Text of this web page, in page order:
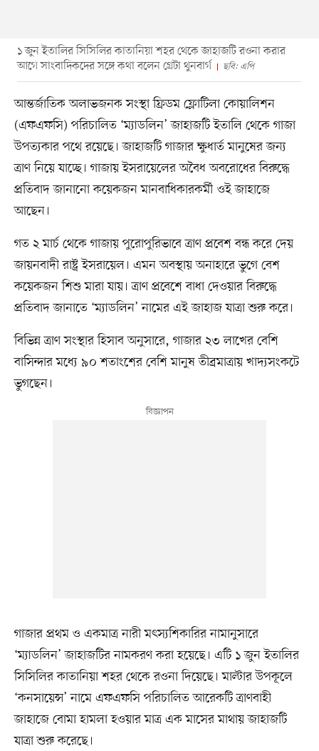
১ জুন ইতালির সিসিলির কাতানিয়া শহর থেকে জাহাজটি রওনা করার
আগে সাংবাদিকদের সঙ্গে কথা বলেন গ্রেটা থুনবার্গ
ছবি: এপি
আন্তর্জাতিক অলাভজনক সংস্থা ফ্রিডম ফ্লোটিলা কোয়ালিশন
(এফএফসি) পরিচালিত ‘ম্যাডলিন’ জাহাজটি ইতালি থেকে গাজা
উপত্যকার পথে রয়েছে। জাহাজটি গাজার ক্ষুধার্ত মানুষের জন্য
ত্রাণ নিয়ে যাচ্ছে। গাজায় ইসরায়েলের অবৈধ অবরোধের বিরুদ্ধে
প্রতিবাদ জানানো কয়েকজন মানবাধিকারকর্মী ওই জাহাজে
আছেন।
গত ২ মার্চ থেকে গাজায় পুরোপুরিভাবে ত্রাণ প্রবেশ বন্ধ করে দেয়
জায়নবাদী রাষ্ট্র ইসরায়েল। এমন অবস্থায় অনাহারে ভুগে বেশ
কয়েকজন শিশু মারা যায়। ত্রাণ প্রবেশে বাধা দেওয়ার বিরুদ্ধে
প্রতিবাদ জানাতে ‘ম্যাডলিন’ নামের এই জাহাজ যাত্রা শুরু করে।
বিভিন্ন ত্রাণ সংস্থার হিসাব অনুসারে, গাজার ২৩ লাখের বেশি
বাসিন্দার মধ্যে ৯০ শতাংশের বেশি মানুষ তীব্রমাত্রায় খাদ্যসংকটে
ভুগছেন।
গাজার প্রথম ও একমাত্র নারী মৎস্যশিকারির নামানুসারে
‘ম্যাডলিন’ জাহাজটির নামকরণ করা হয়েছে। এটি ১ জুন ইতালির
সিসিলির কাতানিয়া শহর থেকে রওনা দিয়েছে। মাল্টার উপকূলে
‘কনসায়েন্স’ নামে এফএফসি পরিচালিত আরেকটি ত্রাণবাহী
জাহাজে বোমা হামলা হওয়ার মাত্র এক মাসের মাথায় জাহাজটি
যাত্রা শুরু করেছে।